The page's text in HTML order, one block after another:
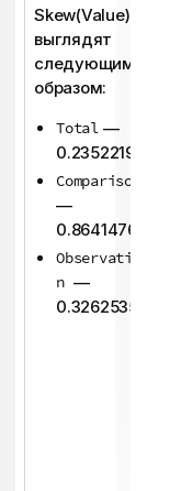
Skew(Value)
выглядят
следующим
образом:
Total—
0.23522195
Comparison
—
0.86414768
Observatio
n —
0.32625351